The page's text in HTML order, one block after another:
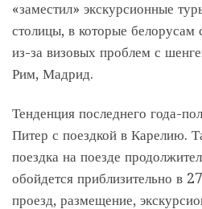
«заместил» экскурсионные
столицы, в которые белорусам
из-за визовых проблем с
Рим, Мадрид.
Тенденция последнего года-
Питер с поездкой в Карелию.
поездка на поезде
обойдется приблизительно в
проезд, размещение,